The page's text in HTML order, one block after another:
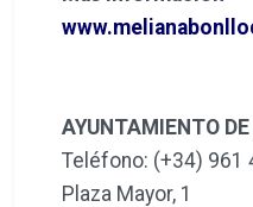
AYUNTAMIENTO
Teléfono: (+34) 961
Plaza Mayor, 1